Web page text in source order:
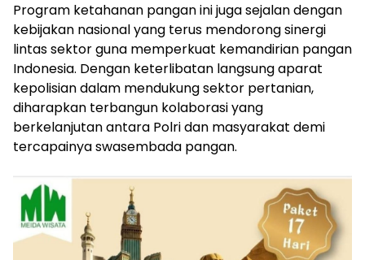
Program ketahanan pangan ini juga sejalan dengan
kebijakan nasional yang terus mendorong sinergi
lintas sektor guna memperkuat kemandirian pangan
Indonesia. Dengan keterlibatan langsung aparat
kepolisian dalam mendukung sektor pertanian,
diharapkan terbangun kolaborasi yang
berkelanjutan antara Polri dan masyarakat demi
tercapainya swasembada pangan.